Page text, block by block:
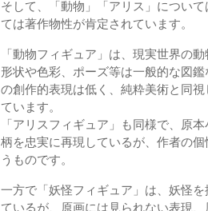
そして、「動物」「アリス」につい
ては著作物性が肯定されています。
「動物フィギュア」は、現実世界の
形状や色彩、ポーズ等は一般的な図
の創作的表現は低く、純粋美術と同
ています。
「アリスフィギュア」も同様で、原
柄を忠実に再現しているが、作者の
うものです。
一方で「妖怪フィギュア」は、妖怪
ているが、原画には見られない表現